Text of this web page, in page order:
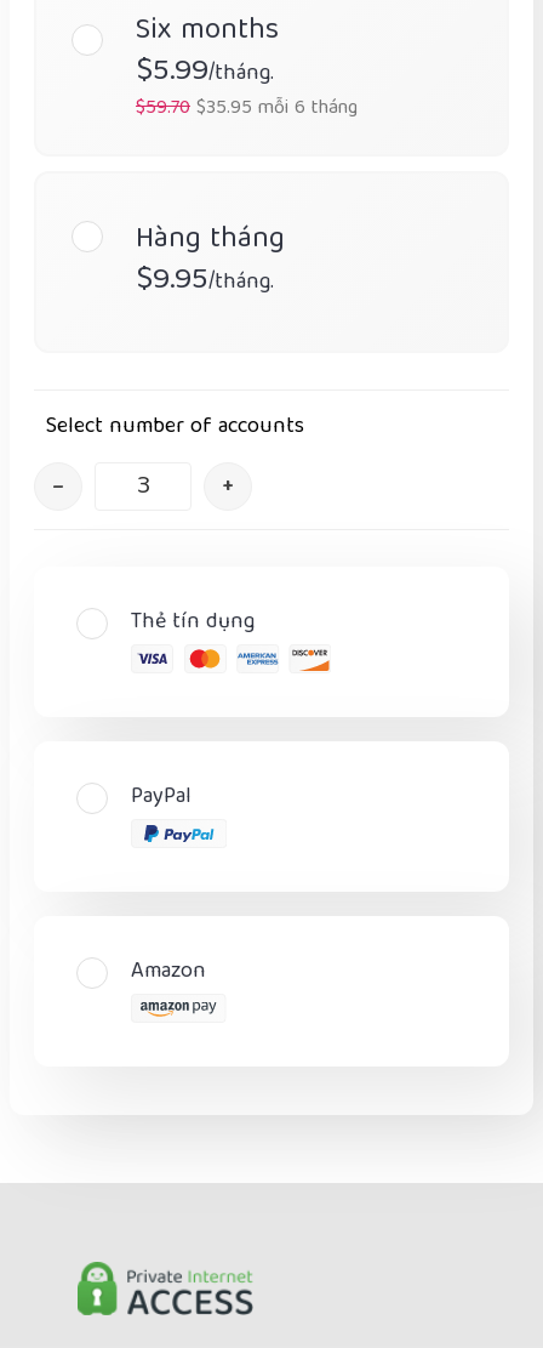
Six months
$5.99/tháng.
$59.70$35.95 mỗi 6 tháng
Hàng tháng
$9.95/tháng.
Select number of accounts
– +
Thẻ tín dụng
PayPal
Amazon